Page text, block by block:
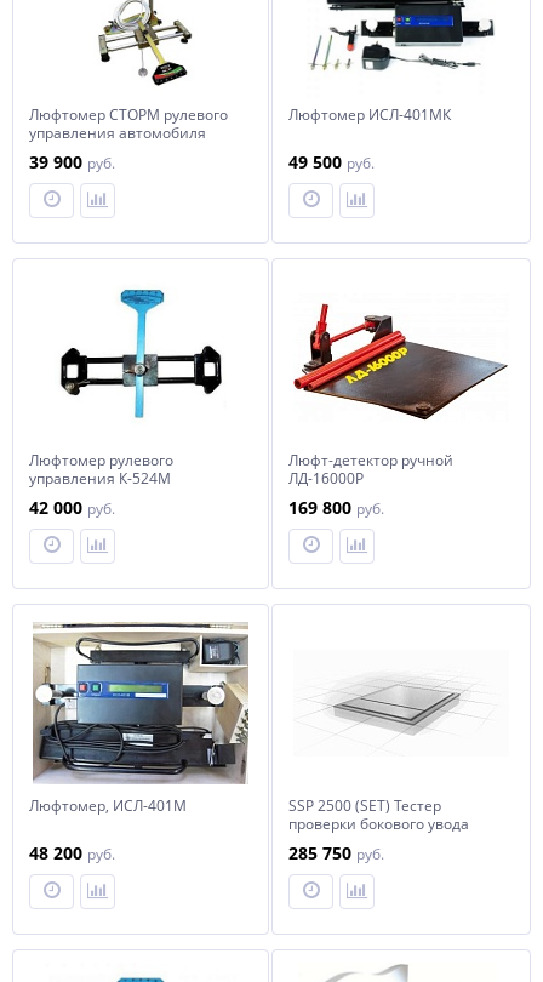
Люфтомер СТОРМ рулевого
управления автомобиля
39 900 руб.
Люфтомер ИСЛ-401МК
49 500 руб.
Люфтомер рулевого
управления К-524М
42 000 руб.
Люфт-детектор ручной
ЛД-16000Р
169 800 руб.
Люфтомер, ИСЛ-401М
48 200 руб.
SSP 2500 (SET) Тестер
проверки бокового увода
285 750 руб.